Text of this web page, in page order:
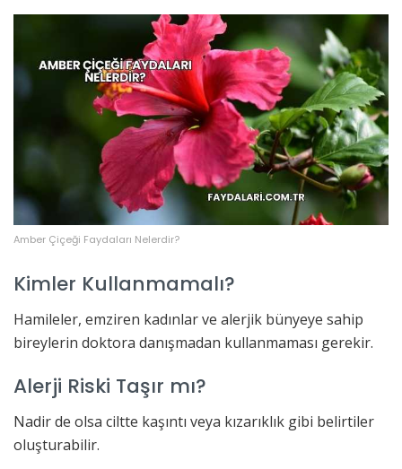
Amber Çiçeği Faydaları Nelerdir?
Kimler Kullanmamalı?
Hamileler, emziren kadınlar ve alerjik bünyeye sahip
bireylerin doktora danışmadan kullanmaması gerekir.
Alerji Riski Taşır mı?
Nadir de olsa ciltte kaşıntı veya kızarıklık gibi belirtiler
oluşturabilir.